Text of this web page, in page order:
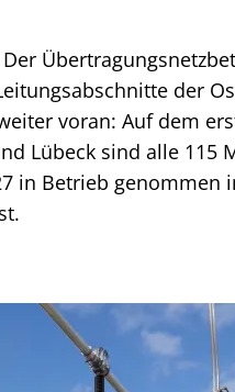
der
voran: Auf dem
Lübeck sind alle 115
in Betrieb genommen